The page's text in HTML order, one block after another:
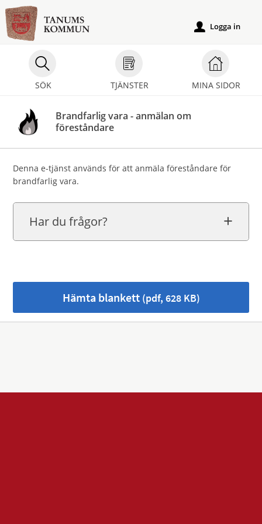
Välkommen
till
e-
tjänster
Tanums
kommun
SÖK TJÄNSTER MINA SIDOR
u Logga in
Brandfarlig vara - anmälan om
föreståndare
Denna e-tjänst används för att anmäla föreståndare för
brandfarlig vara.
Har du frågor?
Hämta blankett(pdf, 628 KB)